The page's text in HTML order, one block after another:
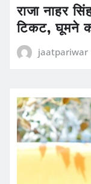
राजा नाहर
टिकट, घूमने
jaatpariwar